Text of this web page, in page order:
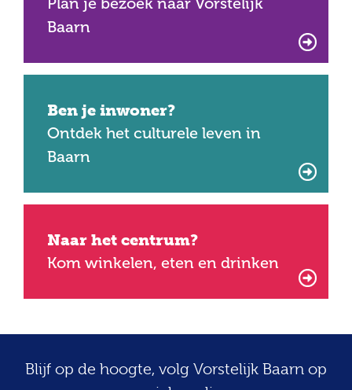
Baarn
Ben je inwoner?
Ontdek het culturele leven in
Baarn
Naar het centrum?
Kom winkelen, eten en drinken
Blijf op de hoogte, volg Vorstelijk Baarn op